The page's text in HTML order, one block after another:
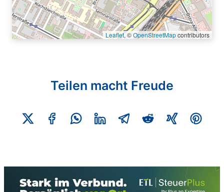
Leaflet, ©OpenStreetMapcontributors
Teilen macht Freude